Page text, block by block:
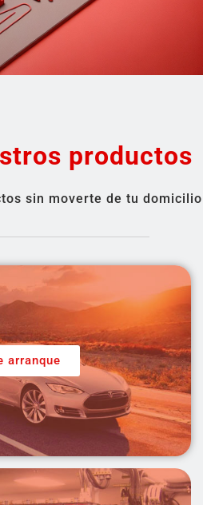
productos
sin moverte de tu domicilio
arranque